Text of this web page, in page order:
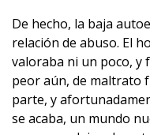
De hecho, la baja
relación de abuso. El
valoraba ni un poco, y
peor aún, de maltrato
parte, y
se acaba, un mundo